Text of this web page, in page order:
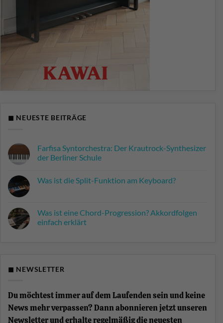
◼ NEUESTE BEITRÄGE
Farfisa Syntorchestra: Der Krautrock-Synthesizer
der Berliner Schule
zu
Synthesizer
der
Berliner
Was ist die Split-Funktion am Keyboard?
Was
ist
die
Was ist eine Chord-Progression? Akkordfolgen
einfach erklärt
Chord-
erklärt
◼ NEWSLETTER
Du möchtest immer auf dem Laufenden sein und keine
News mehr verpassen? Dann abonnieren jetzt unseren
Newsletter und erhalte regelmäßig die neuesten